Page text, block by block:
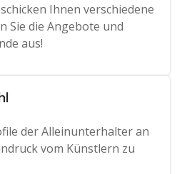
Ihnen verschiedene
Sie die Angebote und
aus!
der Alleinunterhalter an
vom Künstlern zu